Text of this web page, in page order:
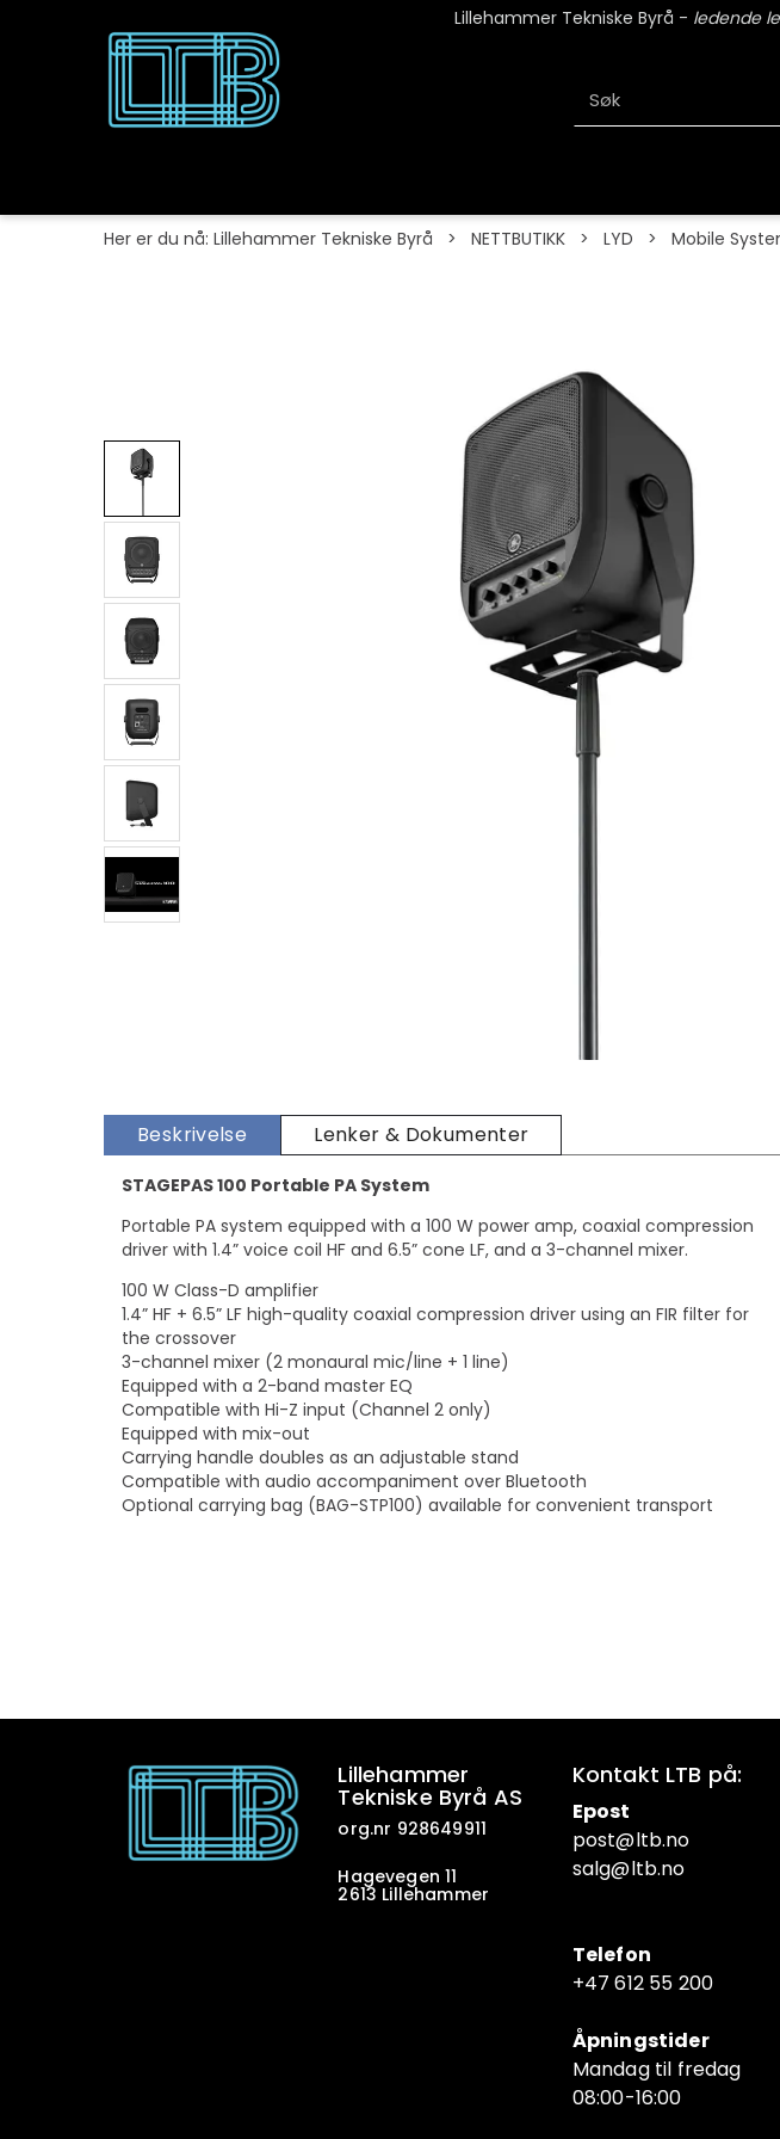
Lillehammer Tekniske Byrå - ledende
Her er du nå: Lillehammer Tekniske Byrå > NETTBUTIKK > LYD > Mobile
Beskrivelse Lenker & Dokumenter
STAGEPAS 100 Portable PA System
Portable PA system equipped with a 100 W power amp, coaxial compression
driver with 1.4” voice coil HF and 6.5” cone LF, and a 3-channel mixer.
100 W Class-D amplifier
1.4” HF + 6.5” LF high-quality coaxial compression driver using an FIR filter for
the crossover
3-channel mixer (2 monaural mic/line + 1 line)
Equipped with a 2-band master EQ
Compatible with Hi-Z input (Channel 2 only)
Equipped with mix-out
Carrying handle doubles as an adjustable stand
Compatible with audio accompaniment over Bluetooth
Optional carrying bag (BAG-STP100) available for convenient transport
Lillehammer
Tekniske Byrå AS
org.nr 928649911
Hagevegen 11
2613 Lillehammer
Kontakt LTB på:
Epost
post@ltb.no
salg@ltb.no
Telefon
+47 612 55 200
Åpningstider
Mandag til fredag
08:00-16:00